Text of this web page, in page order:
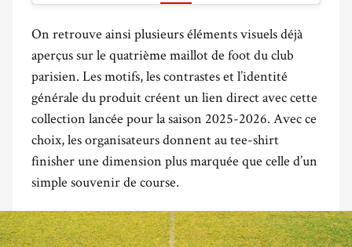
On retrouve ainsi plusieurs éléments visuels déjà
aperçus sur le quatrième maillot de foot du club
parisien. Les motifs, les contrastes et l’identité
générale du produit créent un lien direct avec cette
collection lancée pour la saison 2025-2026. Avec ce
choix, les organisateurs donnent au tee-shirt
finisher une dimension plus marquée que celle d’un
simple souvenir de course.